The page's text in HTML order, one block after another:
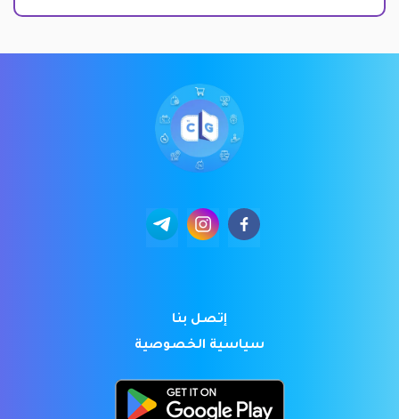
إتصل بنا
سياسية الخصوصية